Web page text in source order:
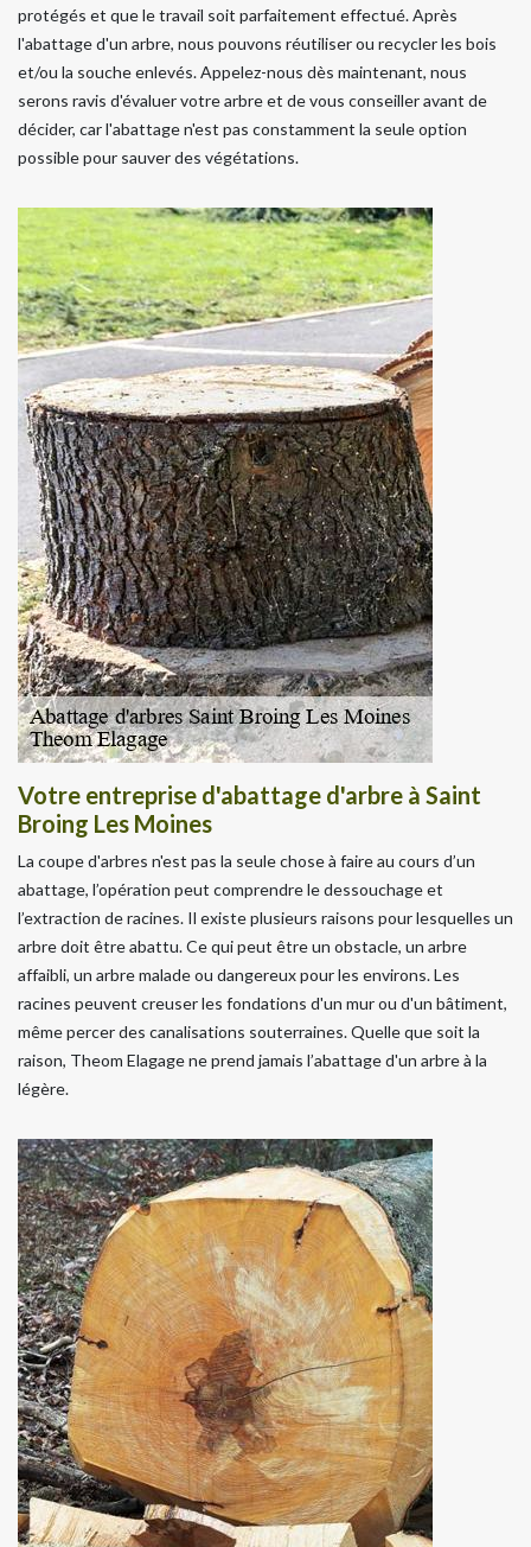
protégés et que le travail soit parfaitement effectué. Après
l'abattage d'un arbre, nous pouvons réutiliser ou recycler les bois
et/ou la souche enlevés. Appelez-nous dès maintenant, nous
serons ravis d'évaluer votre arbre et de vous conseiller avant de
décider, car l'abattage n'est pas constamment la seule option
possible pour sauver des végétations.
Votre entreprise d'abattage d'arbre à Saint
Broing Les Moines
La coupe d'arbres n'est pas la seule chose à faire au cours d’un
abattage, l’opération peut comprendre le dessouchage et
l’extraction de racines. Il existe plusieurs raisons pour lesquelles un
arbre doit être abattu. Ce qui peut être un obstacle, un arbre
affaibli, un arbre malade ou dangereux pour les environs. Les
racines peuvent creuser les fondations d'un mur ou d'un bâtiment,
même percer des canalisations souterraines. Quelle que soit la
raison, Theom Elagage ne prend jamais l’abattage d'un arbre à la
légère.